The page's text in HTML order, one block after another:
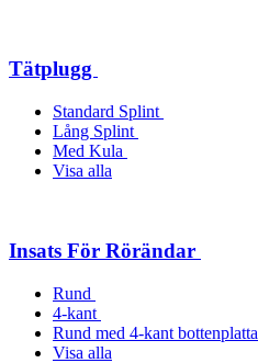
Tätplugg
Standard Splint
Lång Splint
Med Kula
Visa alla
Insats För Rörändar
Rund
4-kant
Rund med 4-kant bottenplatta
Visa alla